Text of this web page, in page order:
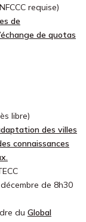
requise)
de
de quotas
libre)
des villes
connaissances
de 8h30
du Global